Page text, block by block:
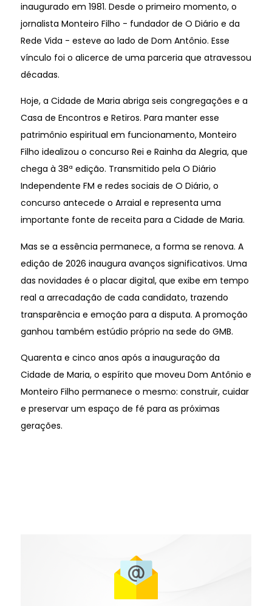
inaugurado em 1981. Desde o primeiro momento, o
jornalista Monteiro Filho - fundador de O Diário e da
Rede Vida - esteve ao lado de Dom Antônio. Esse
vínculo foi o alicerce de uma parceria que atravessou
décadas.
Hoje, a Cidade de Maria abriga seis congregações e a
Casa de Encontros e Retiros. Para manter esse
patrimônio espiritual em funcionamento, Monteiro
Filho idealizou o concurso Rei e Rainha da Alegria, que
chega à 38ª edição. Transmitido pela O Diário
Independente FM e redes sociais de O Diário, o
concurso antecede o Arraial e representa uma
importante fonte de receita para a Cidade de Maria.
Mas se a essência permanece, a forma se renova. A
edição de 2026 inaugura avanços significativos. Uma
das novidades é o placar digital, que exibe em tempo
real a arrecadação de cada candidato, trazendo
transparência e emoção para a disputa. A promoção
ganhou também estúdio próprio na sede do GMB.
Quarenta e cinco anos após a inauguração da
Cidade de Maria, o espírito que moveu Dom Antônio e
Monteiro Filho permanece o mesmo: construir, cuidar
e preservar um espaço de fé para as próximas
gerações.